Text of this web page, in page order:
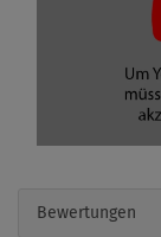
Bewertungen